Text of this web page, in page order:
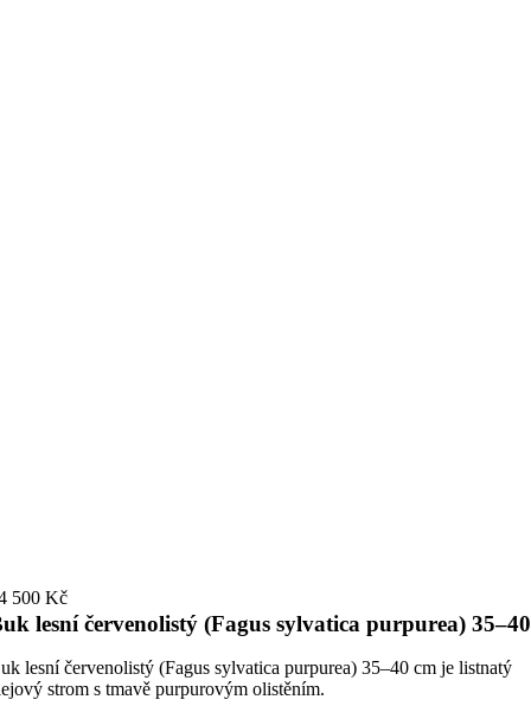
500 Kč
lesní červenolistý (Fagus sylvatica purpurea) 35–40
lesní červenolistý (Fagus sylvatica purpurea) 35–40 cm je listnatý
strom s tmavě purpurovým olistěním.